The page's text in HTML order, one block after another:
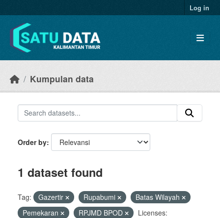
Log in
Kumpulan data
Order by
1 dataset found
Tag: Gazertir Rupabumi
Batas Wilayah
Pemekaran
RPJMD BPOD
Licenses: